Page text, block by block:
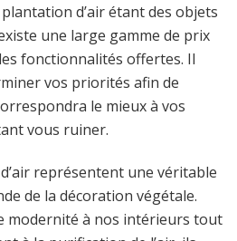
d’air étant des objets
une large gamme de prix
fonctionnalités offertes. Il
vos priorités afin de
le mieux à vos
vous ruiner.
représentent une véritable
de la décoration végétale.
modernité à nos intérieurs tout